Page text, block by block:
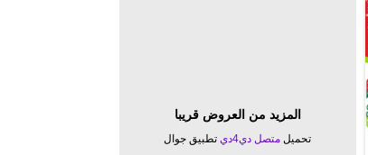
المزيد من العروض قريبا
تحميلمتصل دي4دي تطبيق جوال